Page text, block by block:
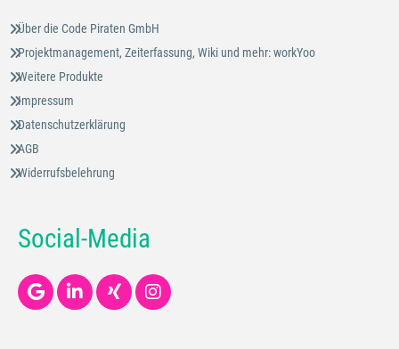
Über die Code Piraten GmbH
Projektmanagement, Zeiterfassung, Wiki und mehr: workYoo
Weitere Produkte
Impressum
Datenschutzerklärung
AGB
Widerrufsbelehrung
Social-Media